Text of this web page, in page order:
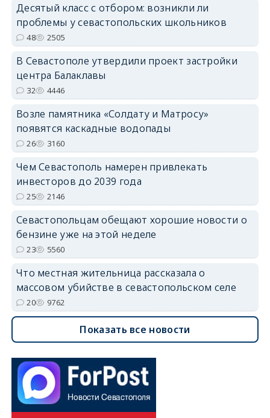
Десятый класс с отбором: возникли ли
проблемы у севастопольских школьников
48 2505
В Севастополе утвердили проект застройки
центра Балаклавы
32 4446
Возле памятника «Солдату и Матросу»
появятся каскадные водопады
26 3160
Чем Севастополь намерен привлекать
инвесторов до 2039 года
25 2146
Севастопольцам обещают хорошие новости о
бензине уже на этой неделе
23 5560
Что местная жительница рассказала о
массовом убийстве в севастопольском селе
20 9762
Показать все новости